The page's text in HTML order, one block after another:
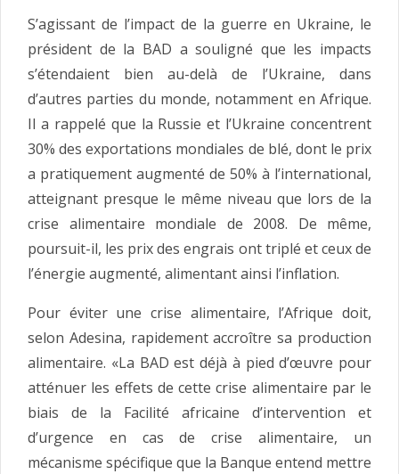
S’agissant de l’impact de la guerre en Ukraine, le
président de la BAD a souligné que les impacts
s’étendaient bien au-delà de l’Ukraine, dans
d’autres parties du monde, notamment en Afrique.
Il a rappelé que la Russie et l’Ukraine concentrent
30% des exportations mondiales de blé, dont le prix
a pratiquement augmenté de 50% à l’international,
atteignant presque le même niveau que lors de la
crise alimentaire mondiale de 2008. De même,
poursuit-il, les prix des engrais ont triplé et ceux de
l’énergie augmenté, alimentant ainsi l’inflation.
Pour éviter une crise alimentaire, l’Afrique doit,
selon Adesina, rapidement accroître sa production
alimentaire. «La BAD est déjà à pied d’œuvre pour
atténuer les effets de cette crise alimentaire par le
biais de la Facilité africaine d’intervention et
d’urgence en cas de crise alimentaire, un
mécanisme spécifique que la Banque entend mettre